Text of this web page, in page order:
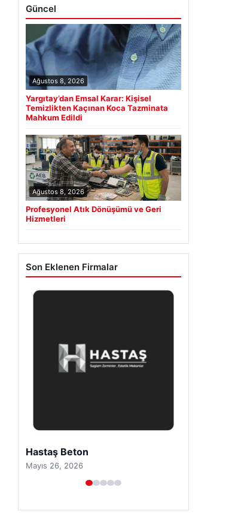
Güncel
Ağustos 8, 2026
Yargıtay’dan Emsal Karar: Kişisel
Temizlikten Kaçınan Koca Tazminata
Mahkum Edildi
Ağustos 8, 2026
Profesyonel Atık Dönüşümü ve Geri
Hizmetleri
Son Eklenen Firmalar
Prenses Night Club
Nisan 29, 2026